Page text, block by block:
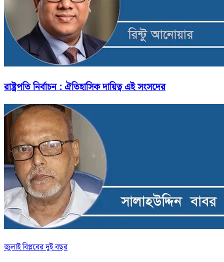
রাষ্ট্রপতি নির্বাচন : ঐতিহাসিক দায়িত্ব এই সংসদের
জুলাই বিপ্লবের দুই বছর